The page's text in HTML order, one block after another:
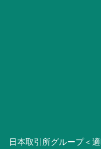
日本取引所グループ＜